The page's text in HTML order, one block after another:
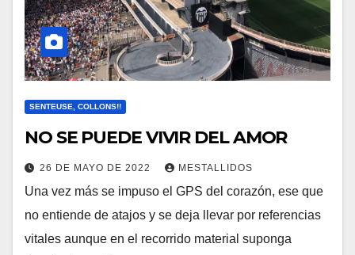
SENTEUSE, COLLONS!!
NO SE PUEDE VIVIR DEL AMOR
26 DE MAYO DE 2022 MESTALLIDOS
Una vez más se impuso el GPS del corazón, ese que
no entiende de atajos y se deja llevar por referencias
vitales aunque en el recorrido material suponga